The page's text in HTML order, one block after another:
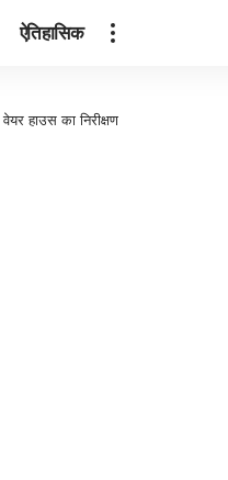
ऐतिहासिक
हाउस का निरीक्षण